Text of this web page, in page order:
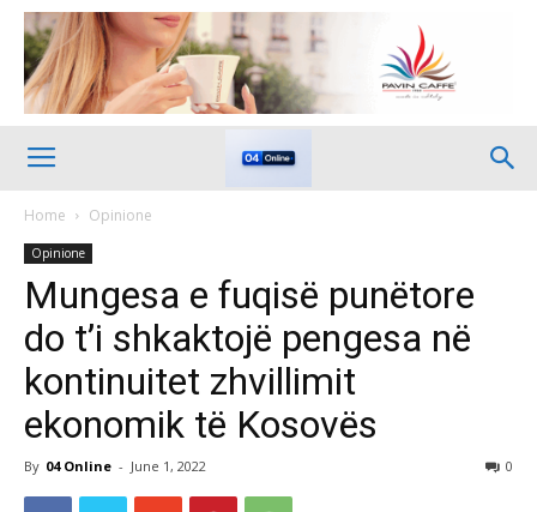
Home Opinione
Opinione
Mungesa e fuqisë punëtore
do t’i shkaktojë pengesa në
kontinuitet zhvillimit
ekonomik të Kosovës
By 04 Online - June 1, 2022 0